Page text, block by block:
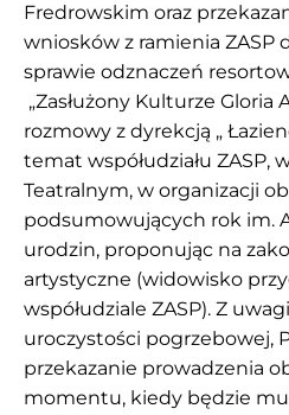
Fredrowskim oraz
wniosków z ramienia ZASP
sprawie odznaczeń
„Zasłużony Kulturze Gloria
rozmowy z dyrekcją „
temat współudziału
Teatralnym, w organizacji
podsumowujących rok im.
urodzin, proponując na
artystyczne (widowisko
współudziale ZASP). Z
uroczystości pogrzebowej,
przekazanie prowadzenia
momentu, kiedy będzie